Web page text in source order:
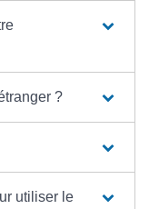
?
utiliser le